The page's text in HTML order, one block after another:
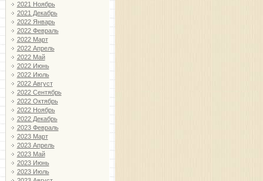
2021 Ноябрь
2021 Декабрь
2022 Январь
2022 Февраль
2022 Март
2022 Апрель
2022 Май
2022 Июнь
2022 Июль
2022 Август
2022 Сентябрь
2022 Октябрь
2022 Ноябрь
2022 Декабрь
2023 Февраль
2023 Март
2023 Апрель
2023 Май
2023 Июнь
2023 Июль